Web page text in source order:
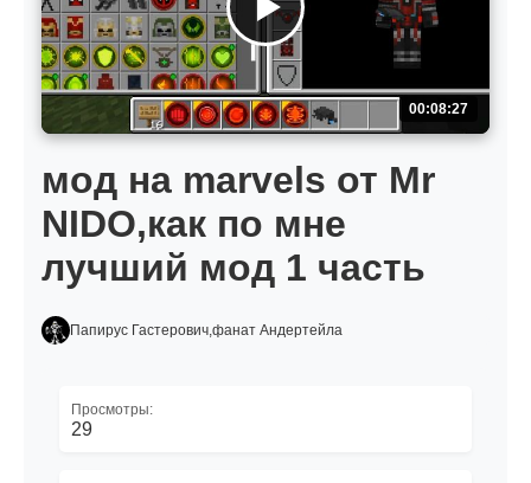
00:08:27
мод на marvels от Mr
NIDO,как по мне
лучший мод 1 часть
Папирус Гастерович,фанат Андертейла
Просмотры:
29